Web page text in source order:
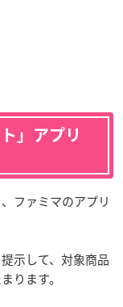
」アプリ
ファミマのアプリ
示して、対象商品
ります。